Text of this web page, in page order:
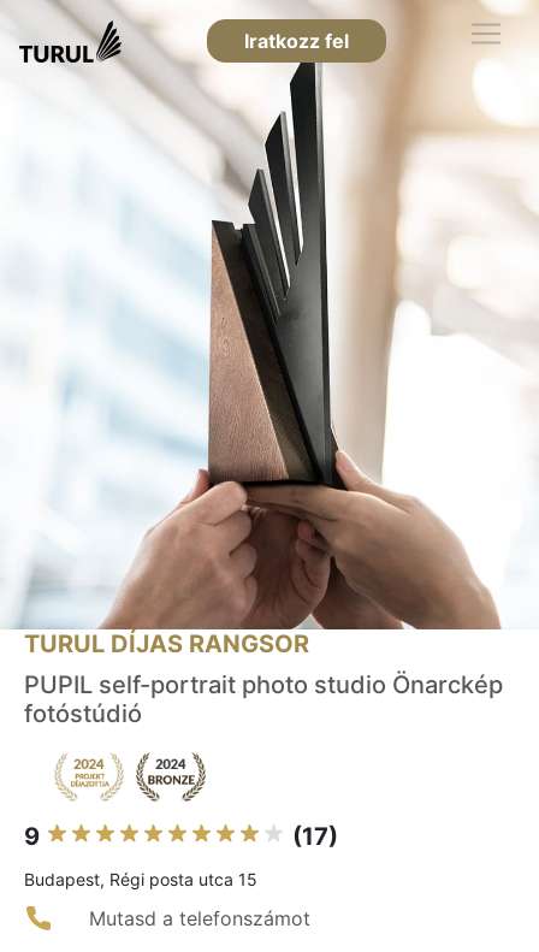
Iratkozz fel
TURUL DÍJAS RANGSOR
PUPIL self-portrait photo studio Önarckép
fotóstúdió
9 (17)
Budapest, Régi posta utca 15
Mutasd a telefonszámot